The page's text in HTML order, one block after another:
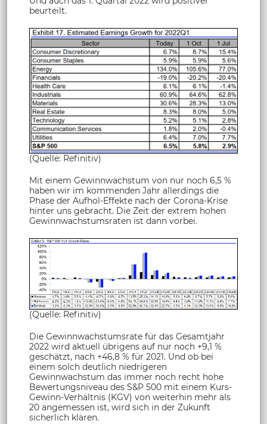
beurteilt.
(Quelle: Refinitiv)
Mit einem Gewinnwachstum von nur noch 6,5 %
haben wir im kommenden Jahr allerdings die
Phase der Aufhol-Effekte nach der Corona-Krise
hinter uns gebracht. Die Zeit der extrem hohen
Gewinnwachstumsraten ist dann vorbei.
(Quelle: Refinitiv)
Die Gewinnwachstumsrate für das Gesamtjahr
2022 wird aktuell übrigens auf nur noch +9,1 %
geschätzt, nach +46,8 % für 2021. Und ob bei
einem solch deutlich niedrigeren
Gewinnwachstum das immer noch recht hohe
Bewertungsniveau des S&P 500 mit einem Kurs-
Gewinn-Verhältnis (KGV) von weiterhin mehr als
20 angemessen ist, wird sich in der Zukunft
sicherlich klären.